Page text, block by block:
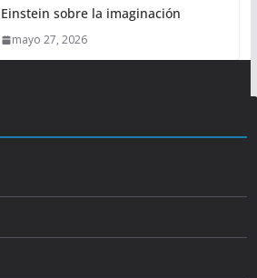
Einstein sobre la imaginación
mayo 27, 2026